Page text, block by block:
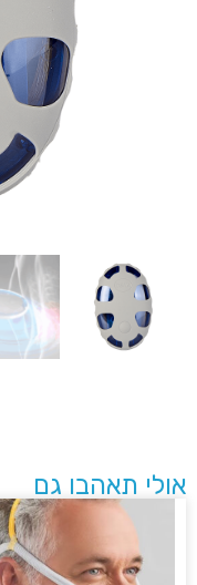
תאהבו גם